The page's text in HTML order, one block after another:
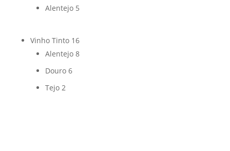
Alentejo 5
Vinho Tinto 16
Alentejo 8
Douro 6
Tejo 2